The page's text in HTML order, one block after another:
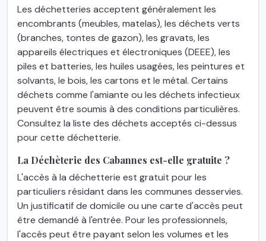
Les déchetteries acceptent généralement les
encombrants (meubles, matelas), les déchets verts
(branches, tontes de gazon), les gravats, les
appareils électriques et électroniques (DEEE), les
piles et batteries, les huiles usagées, les peintures et
solvants, le bois, les cartons et le métal. Certains
déchets comme l'amiante ou les déchets infectieux
peuvent être soumis à des conditions particulières.
Consultez la liste des déchets acceptés ci-dessus
pour cette déchetterie.
La Déchèterie des Cabannes est-elle gratuite ?
L'accès à la déchetterie est gratuit pour les
particuliers résidant dans les communes desservies.
Un justificatif de domicile ou une carte d'accès peut
être demandé à l'entrée. Pour les professionnels,
l'accès peut être payant selon les volumes et les